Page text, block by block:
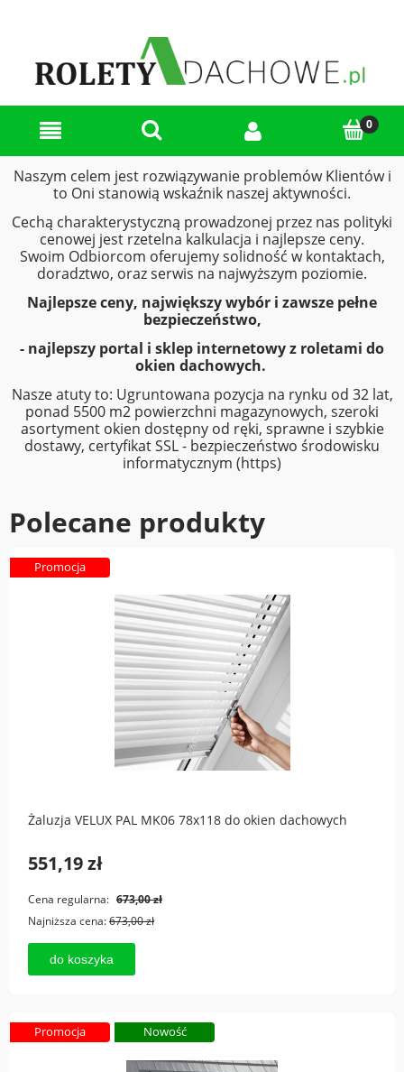
Naszym celem jest rozwiązywanie problemów Klientów i
to Oni stanowią wskaźnik naszej aktywności.
Cechą charakterystyczną prowadzonej przez nas polityki
cenowej jest rzetelna kalkulacja i najlepsze ceny.
Swoim Odbiorcom oferujemy solidność w kontaktach,
doradztwo, oraz serwis na najwyższym poziomie.
Najlepsze ceny, największy wybór i zawsze pełne
bezpieczeństwo,
- najlepszy portal i sklep internetowy z roletami do
okien dachowych.
Nasze atuty to: Ugruntowana pozycja na rynku od 32 lat,
ponad 5500 m2 powierzchni magazynowych, szeroki
asortyment okien dostępny od ręki, sprawne i szybkie
dostawy, certyfikat SSL - bezpieczeństwo środowisku
informatycznym (https)
Polecane produkty
Żaluzja VELUX PAL MK06 78x118 do okien dachowych
551,19 zł
Cena regularna: 673,00 zł
Najniższa cena:673,00 zł
do koszyka
Promocja
Promocja Nowość